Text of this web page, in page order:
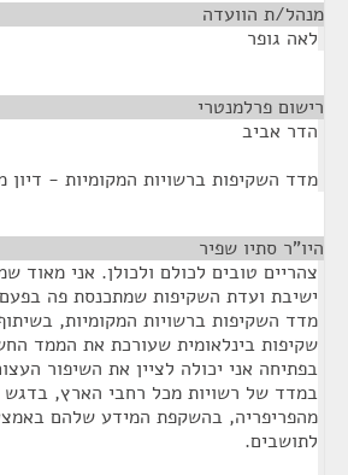
מנהל/ת הוועדה
לאה גופר
רישום פרלמנטרי
הדר אביב
מדד השקיפות ברשויות המקומיות - דיון
היו"ר סתיו שפיר
צהריים טובים לכולם ולכולן. אני מאוד
ישיבת ועדת השקיפות שמתכנסת פה
מדד השקיפות ברשויות המקומיות,
שקיפות בינלאומית שעורכת את הממד
בפתיחה אני יכולה לציין את השיפור
במדד של רשויות מכל רחבי הארץ, בדגש
מהפריפריה, בהשקפת המידע שלהם
לתושבים.